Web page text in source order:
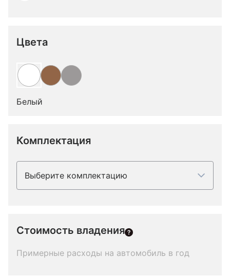
Цвета
Белый
Комплектация
Выберите комплектацию
Стоимость владения
Примерные расходы на автомобиль в год